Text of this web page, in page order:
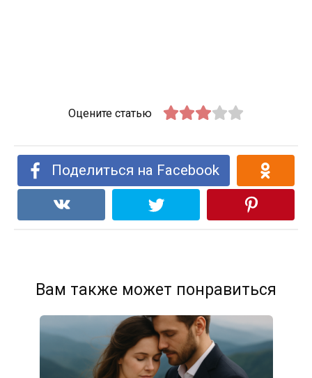
Оцените статью
Поделиться на Facebook
Вам также может понравиться